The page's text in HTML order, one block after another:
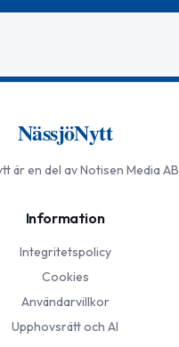
NässjöNytt
är en del av Notisen Media AB
Information
Integritetspolicy
Cookies
Användarvillkor
Upphovsrätt och AI